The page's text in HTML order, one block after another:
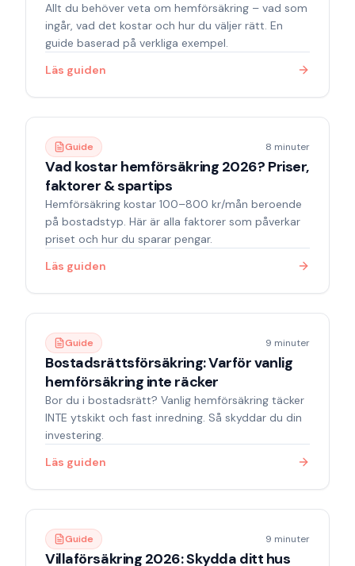
Allt du behöver veta om hemförsäkring – vad som
ingår, vad det kostar och hur du väljer rätt. En
guide baserad på verkliga exempel.
Läs guiden
Guide 8 minuter
Vad kostar hemförsäkring 2026? Priser,
faktorer & spartips
Hemförsäkring kostar 100–800 kr/mån beroende
på bostadstyp. Här är alla faktorer som påverkar
priset och hur du sparar pengar.
Läs guiden
Guide 9 minuter
Bostadsrättsförsäkring: Varför vanlig
hemförsäkring inte räcker
Bor du i bostadsrätt? Vanlig hemförsäkring täcker
INTE ytskikt och fast inredning. Så skyddar du din
investering.
Läs guiden
Guide 9 minuter
Villaförsäkring 2026: Skydda ditt hus